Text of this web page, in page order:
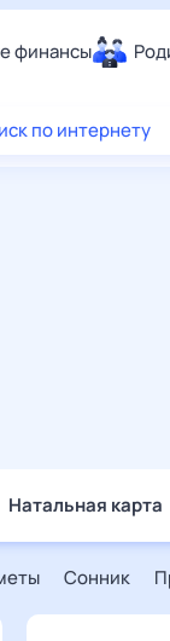
финансы
Еда
по интернету
Натальная карта
Сонник